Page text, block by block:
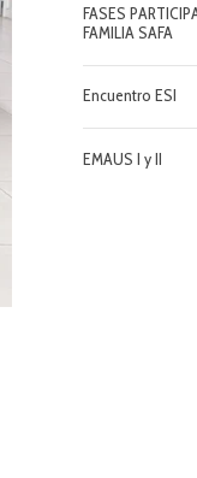
FASES
FAMILIA SAFA
Encuentro ESI
EMAUS I y II